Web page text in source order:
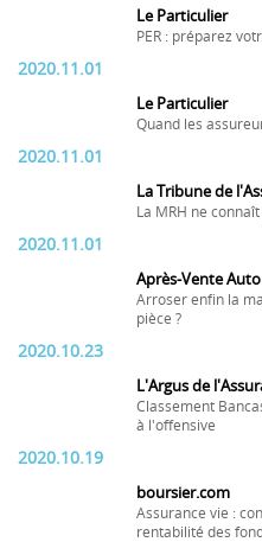
Le Particulier
PER : préparez
2020.11.01
Le Particulier
Quand les
2020.11.01
La Tribune de
La MRH ne
2020.11.01
Après-Vente Auto
Arroser enfin la
pièce ?
2020.10.23
L'Argus de
Classement
à l'offensive
2020.10.19
boursier.com
Assurance vie :
rentabilité des